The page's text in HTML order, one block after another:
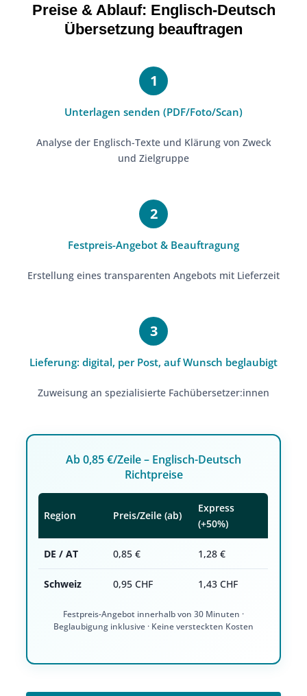
Preise & Ablauf: Englisch-Deutsch
Übersetzung beauftragen
Unterlagen senden (PDF/Foto/Scan)
Analyse der Englisch-Texte und Klärung von Zweck
und Zielgruppe
Festpreis-Angebot & Beauftragung
Erstellung eines transparenten Angebots mit Lieferzeit
Lieferung: digital, per Post, auf Wunsch beglaubigt
Zuweisung an spezialisierte Fachübersetzer:innen
Ab 0,85 €/Zeile – Englisch-Deutsch
Richtpreise
Region Preis/Zeile (ab)
Express
(+50%)
DE / AT 0,85 € 1,28 €
Schweiz 0,95 CHF 1,43 CHF
Festpreis-Angebot innerhalb von 30 Minuten ·
Beglaubigung inklusive · Keine versteckten Kosten